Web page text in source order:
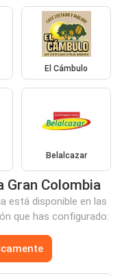
El Cámbulo
Belalcazar
Gran Colombia
está disponible en las
que has configurado: